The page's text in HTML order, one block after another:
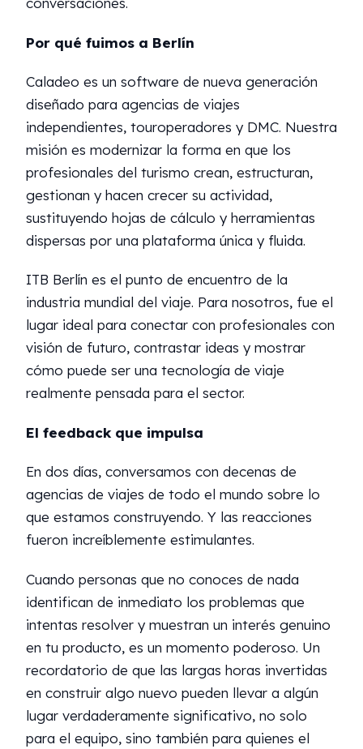
Por qué fuimos a Berlín
Caladeo es un software de nueva generación
diseñado para agencias de viajes
independientes, touroperadores y DMC. Nuestra
misión es modernizar la forma en que los
profesionales del turismo crean, estructuran,
gestionan y hacen crecer su actividad,
sustituyendo hojas de cálculo y herramientas
dispersas por una plataforma única y fluida.
ITB Berlín es el punto de encuentro de la
industria mundial del viaje. Para nosotros, fue el
lugar ideal para conectar con profesionales con
visión de futuro, contrastar ideas y mostrar
cómo puede ser una tecnología de viaje
realmente pensada para el sector.
El feedback que impulsa
En dos días, conversamos con decenas de
agencias de viajes de todo el mundo sobre lo
que estamos construyendo. Y las reacciones
fueron increíblemente estimulantes.
Cuando personas que no conoces de nada
identifican de inmediato los problemas que
intentas resolver y muestran un interés genuino
en tu producto, es un momento poderoso. Un
recordatorio de que las largas horas invertidas
en construir algo nuevo pueden llevar a algún
lugar verdaderamente significativo, no solo
para el equipo, sino también para quienes el